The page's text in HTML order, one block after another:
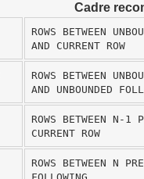
Cadre
ROWS BETWEEN
AND CURRENT ROW
ROWS BETWEEN
AND UNBOUNDED
ROWS BETWEEN N-1
CURRENT ROW
ROWS BETWEEN N